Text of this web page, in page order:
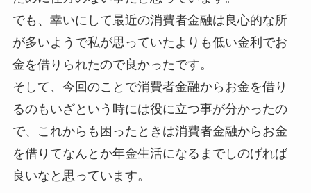
でも、幸いにして最近の消費者金融は良心的な所
が多いようで私が思っていたよりも低い金利でお
金を借りられたので良かったです。
そして、今回のことで消費者金融からお金を借り
るのもいざという時には役に立つ事が分かったの
で、これからも困ったときは消費者金融からお金
を借りてなんとか年金生活になるまでしのげれば
良いなと思っています。